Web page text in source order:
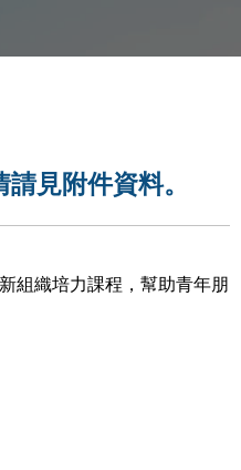
見附件資料。
組織培力課程，幫助青年朋